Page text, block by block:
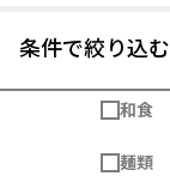
条件で絞り込む
和食
麺類